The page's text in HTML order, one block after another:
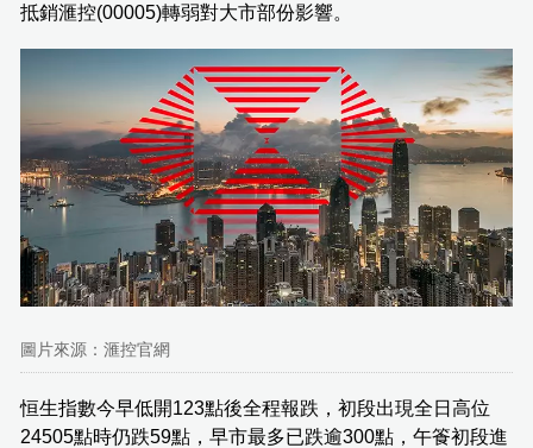
抵銷滙控(00005)轉弱對大市部份影響。
圖片來源：滙控官網
恒生指數今早低開123點後全程報跌，初段出現全日高位
24505點時仍跌59點，早市最多已跌逾300點，午篒初段進